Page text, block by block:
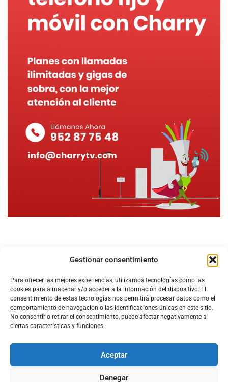
Gestionar consentimiento
Para ofrecer las mejores experiencias, utilizamos tecnologías como las
cookies para almacenar y/o acceder a la información del dispositivo. El
consentimiento de estas tecnologías nos permitirá procesar datos como el
comportamiento de navegación o las identificaciones únicas en este sitio.
No consentir o retirar el consentimiento, puede afectar negativamente a
ciertas características y funciones.
Aceptar
Denegar